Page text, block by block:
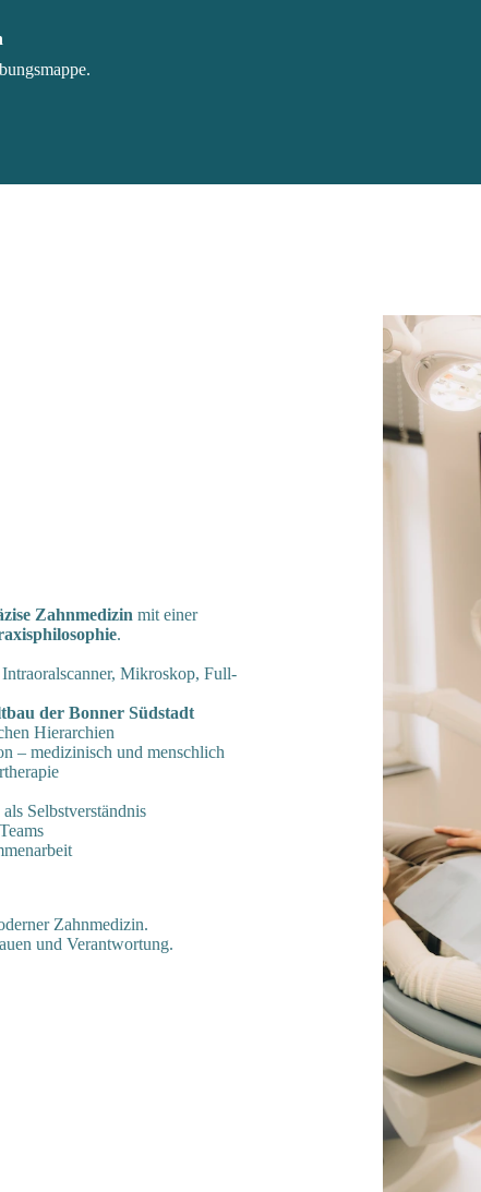
Zahnmedizin mit einer
.
Mikroskop, Full-
der Bonner Südstadt
Hierarchien
– medizinisch und menschlich
Selbstverständnis
Zahnmedizin.
und Verantwortung.